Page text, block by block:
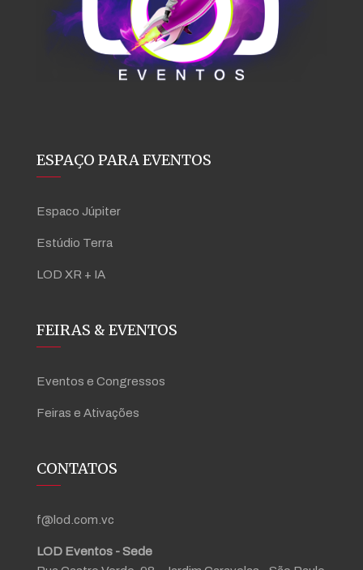
ESPAÇO PARA EVENTOS
Espaco Júpiter
Estúdio Terra
LOD XR + IA
FEIRAS & EVENTOS
Eventos e Congressos
Feiras e Ativações
CONTATOS
f@lod.com.vc
LOD Eventos - Sede